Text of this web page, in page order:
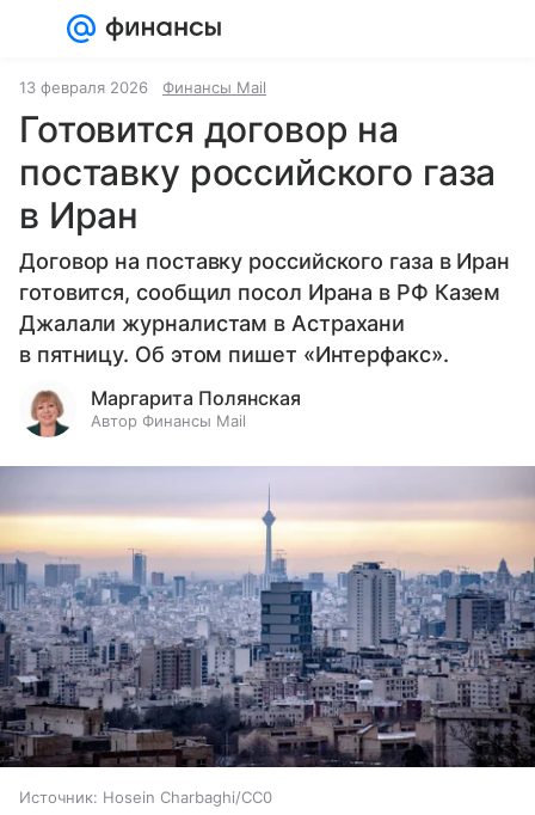
13 февраля 2026 Финансы Mail
Готовится договор на
поставку российского газа
в Иран
Договор на поставку российского газа в Иран
готовится, сообщил посол Ирана в РФ Казем
Джалали журналистам в Астрахани
в пятницу. Об этом пишет «Интерфакс».
Маргарита Полянская
Автор Финансы Mail
Источник: Hosein Charbaghi/CC0